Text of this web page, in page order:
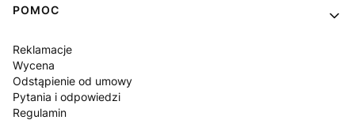
Linki w stopce
POMOC
Reklamacje
Wycena
Odstąpienie od umowy
Pytania i odpowiedzi
Regulamin